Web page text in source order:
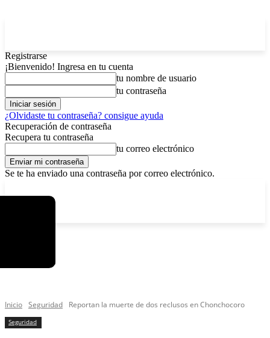
Registrarse
¡Bienvenido! Ingresa en tu cuenta
tu nombre de usuario
tu contraseña
¿Olvidaste tu contraseña? consigue ayuda
Recuperación de contraseña
Recupera tu contraseña
tu correo electrónico
Se te ha enviado una contraseña por correo electrónico.
Inicio Seguridad Reportan la muerte de dos reclusos en Chonchocoro
Seguridad